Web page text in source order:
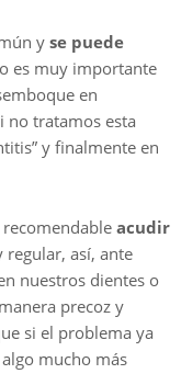
y se puede
es muy importante
en
no tratamos esta
y finalmente en
recomendable acudir
regular, así, ante
nuestros dientes o
precoz y
si el problema ya
mucho más